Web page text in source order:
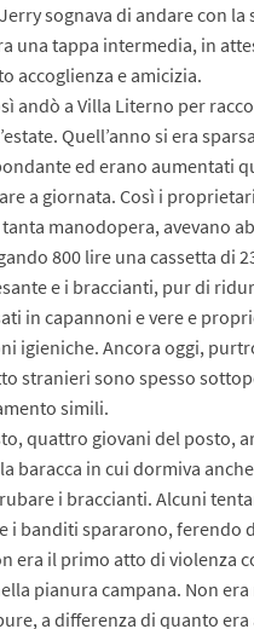
sognava di andare con la
una tappa intermedia, in
accoglienza e amicizia.
andò a Villa Literno per
Quell’anno si era
ed erano aumentati
a giornata. Così i
manodopera, avevano
800 lire una cassetta di
e i braccianti, pur di
in capannoni e vere e
igieniche. Ancora oggi,
stranieri sono spesso
simili.
quattro giovani del posto,
baracca in cui dormiva
i braccianti. Alcuni
i banditi spararono, ferendo
era il primo atto di violenza
pianura campana. Non era
a differenza di quanto era